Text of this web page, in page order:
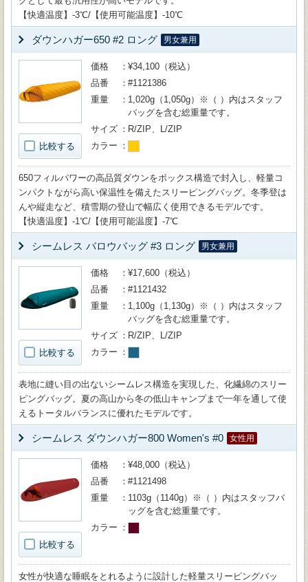
【快適温度】-3℃/【使用可能温度】-10℃
ダウンハガー650 #2 ロング 男女兼用
比較する
価格
¥34,100（税込）
品番
#1121386
重量
1,020g（1,050g）※（ ）内はスタッフ
バッグを含む総重量です。
サイズ
R/ZIP、L/ZIP
カラー
650フィルパワーの高品質ダウンをボックス構造で封入し、軽量コ
ンパクトながら高い保温性を備えたスリーピングバッグ。冬季登は
んや縦走など、積雪期の登山で幅広く使用できるモデルです。
【快適温度】-1℃/【使用可能温度】-7℃
シームレス バロウバッグ #3 ロング 男女兼用
比較する
価格
¥17,600（税込）
品番
#1121432
重量
1,100g（1,130g）※（ ）内はスタッフ
バッグを含む総重量です。
サイズ
R/ZIP、L/ZIP
カラー
表地に縫い目の出ないシームレス構造を実現した、化繊綿のスリー
ピングバッグ。夏の高山から冬の低山キャンプまで一年を通して使
えるトータルバランスに優れたモデルです。
シームレス ダウンハガー800 Women's #0 女性用
比較する
価格
¥48,000（税込）
品番
#1121498
重量
1103g（1140g）※（ ）内はスタッフバ
ッグを含む総重量です。
カラー
女性が快適な睡眠をとれるように設計した軽量スリーピングバッ